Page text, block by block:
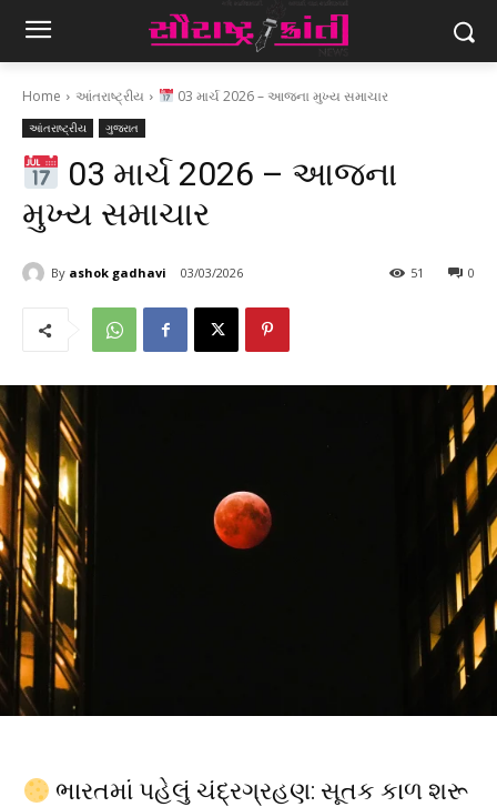
Home આંતરાષ્ટ્રીય 03 માર્ચ 2026 – આજના મુખ્ય સમાચાર
આંતરાષ્ટ્રીય ગુજરાત
03 માર્ચ 2026 – આજના
મુખ્ય સમાચાર
By ashok gadhavi 03/03/2026 0
51
ભારતમાં પહેલું ચંદ્રગ્રહણ: સૂતક કાળ શરૂ